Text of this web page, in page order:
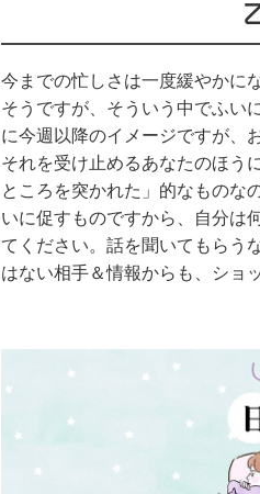
今までの忙しさは一度緩やかに
そうですが、そういう中でふい
に今週以降のイメージですが、
それを受け止めるあなたのほう
ところを突かれた」的なものな
いに促すものですから、自分は
てください。話を聞いてもらう
はない相手＆情報からも、ショ